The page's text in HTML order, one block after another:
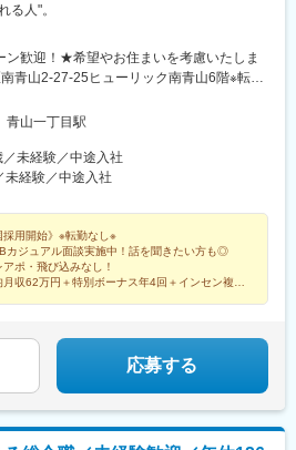
る人"。
ン歓迎！★希望やお住まいを考慮いたしま
青山2-27-25ヒューリック南青山6階※転勤
要はないため、全国各地で勤務可能です
ント会場や大型ショッピングモール北海
森県、岩手県、宮城県、秋田県、山形
木県、群馬県、埼玉県、千葉県、東京
愛知県、三重県、滋賀県、京都府、大阪
歌山県、鳥取県、島根県、岡山県、広島
川県、愛媛県、高知県、福岡県、佐賀
大分県、宮崎県、鹿児島県、沖縄県
青山一丁目駅
未経験／中途入社
経験／中途入社
採用開始》※転勤なし※
カジュアル面談実施中！話を聞きたい方も◎
ポ・飛び込みなし！
収62万円＋特別ボーナス年4回＋インセン複数
応募する